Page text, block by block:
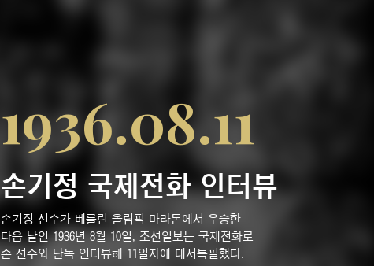
1936.08.11
손기정 국제전화 인터뷰
손기정 선수가 베를린 올림픽 마라톤에서 우승한
다음 날인 1936년 8월 10일, 조선일보는 국제전화로
손 선수와 단독 인터뷰해 11일자에 대서특필했다.